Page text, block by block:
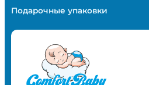
Подарочные упаковки